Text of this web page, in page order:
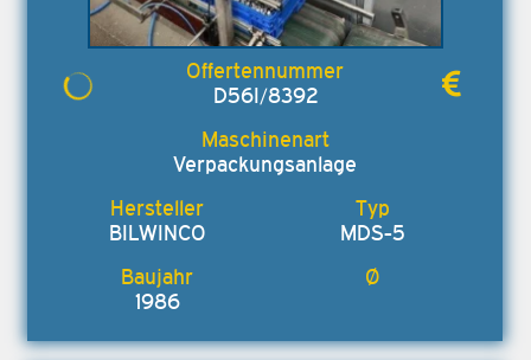
D56I/8392
Verpackungsanlage
BILWINCO MDS-5
1986